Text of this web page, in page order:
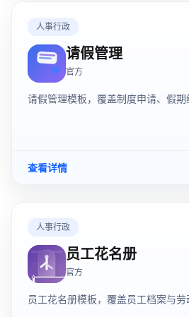
人事行政
请假管理
官方
请假管理模板，覆盖制度申请、假期
查看详情
人事行政
员工花名册
官方
员工花名册模板，覆盖员工档案与劳